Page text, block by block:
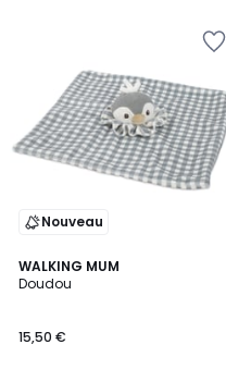
Nouveau
WALKING MUM
Doudou
15,50 €